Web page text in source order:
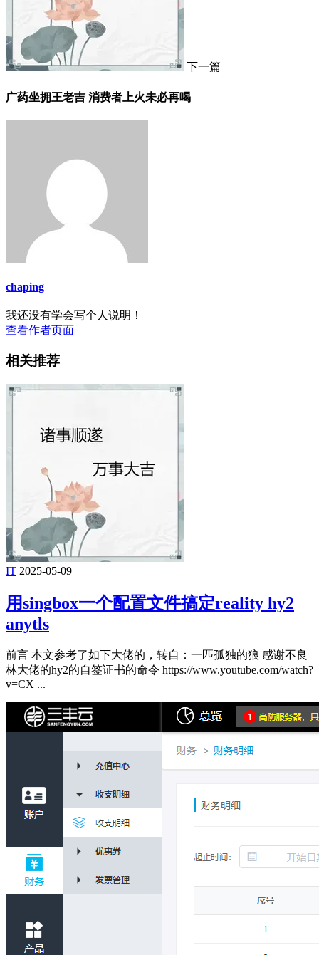
下一篇
广药坐拥王老吉 消费者上火未必再喝
chaping
我还没有学会写个人说明！
查看作者页面
相关推荐
IT 2025-05-09
用singbox一个配置文件搞定reality hy2
anytls
前言 本文参考了如下大佬的，转自：一匹孤独的狼 感谢不良
林大佬的hy2的自签证书的命令 https://www.youtube.com/watch?
v=CX ...